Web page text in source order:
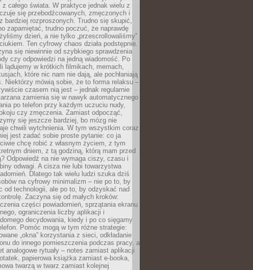
z całego świata. W praktyce jednak wielu z
się przebodźcowanych, zmęczonych i
bardziej rozproszonych. Trudno się skupić,
zapamiętać, trudno poczuć, że naprawdę
dzień, a nie tylko „przescrollowaliśmy”
Ten cyfrowy chaos działa podstępnie.
się niewinnie od szybkiego sprawdzenia
czy odpowiedzi na jedną wiadomość. Po
lądujemy w krótkich filmikach, memach,
które nic nam nie dają, ale pochłaniają
Niektórzy mówią sobie, że to forma relaksu –
czasem nią jest – jednak regularnie
zamienia się w nawyk automatycznego
po telefon przy każdym uczuciu nudy,
czy zmęczenia. Zamiast odpocząć,
się jeszcze bardziej, bo mózg nie
chwili wytchnienia. W tym wszystkim coraz
jest zadać sobie proste pytanie: co ja
chcę robić z własnym życiem, z tym
dniem, z tą godziną, którą mam przed
Odpowiedź na nie wymaga ciszy, czasu i
odwagi. A cisza nie lubi towarzystwa
Dlatego tak wielu ludzi szuka dziś
na cyfrowy minimalizm – nie po to, by
od technologii, ale po to, by odzyskać nad
Zaczyna się od małych kroków:
części powiadomień, sprzątania ekranu
ograniczenia liczby aplikacji i
decydowania, kiedy i po co sięgamy
Pomóc mogą w tym różne strategie:
„okna” korzystania z sieci, odkładanie
do innego pomieszczenia podczas pracy, a
analogowe rytuały – notes zamiast aplikacji
papierowa książka zamiast e-booka,
twarzą w twarz zamiast kolejnej